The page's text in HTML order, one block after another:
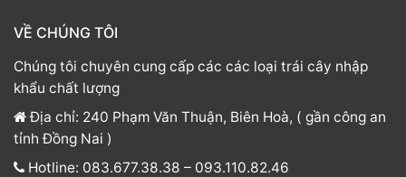
VỀ CHÚNG TÔI
Chúng tôi chuyên cung cấp các các loại trái cây nhập
khẩu chất lượng
Địa chỉ: 240 Phạm Văn Thuận, Biên Hoà, ( gần công an
tỉnh Đồng Nai )
Hotline: 083.677.38.38 – 093.110.82.46